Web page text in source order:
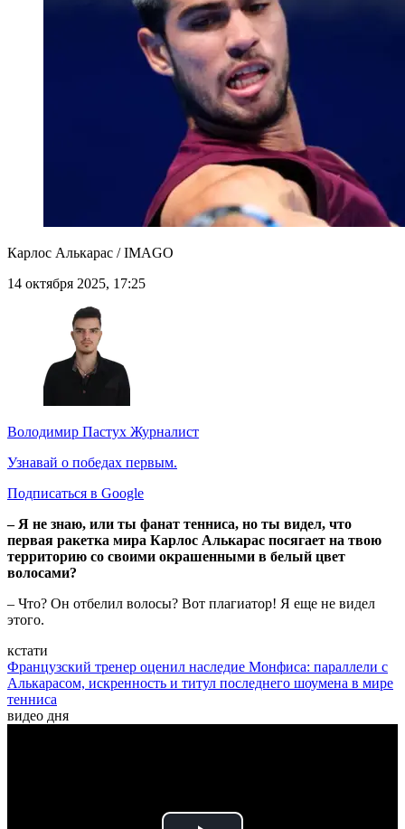
Карлос Алькарас / IMAGO
14 октября 2025, 17:25
Володимир Пастух Журналист
Узнавай о победах первым.
Подписаться в Google
– Я не знаю, или ты фанат тенниса, но ты видел, что
первая ракетка мира Карлос Алькарас посягает на твою
территорию со своими окрашенными в белый цвет
волосами?
– Что? Он отбелил волосы? Вот плагиатор! Я еще не видел
этого.
кстати
Французский тренер оценил наследие Монфиса: параллели с
Алькарасом, искренность и титул последнего шоумена в мире
тенниса
видео дня